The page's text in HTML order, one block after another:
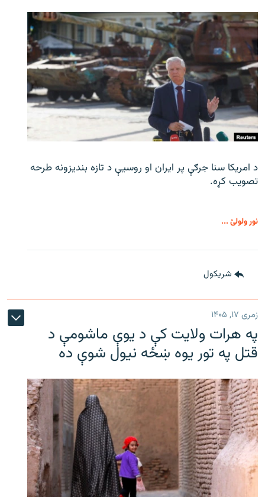
د امریکا سنا جرګې پر ایران او روسیې د تازه بندیزونه طرحه
تصویب کړه.
نور ولولئ ...
شريکول
زمری ۱۷, ۱۴۰۵
په هرات ولایت کې د یوې ماشومې د
قتل په تور یوه ښځه نیول شوې ده